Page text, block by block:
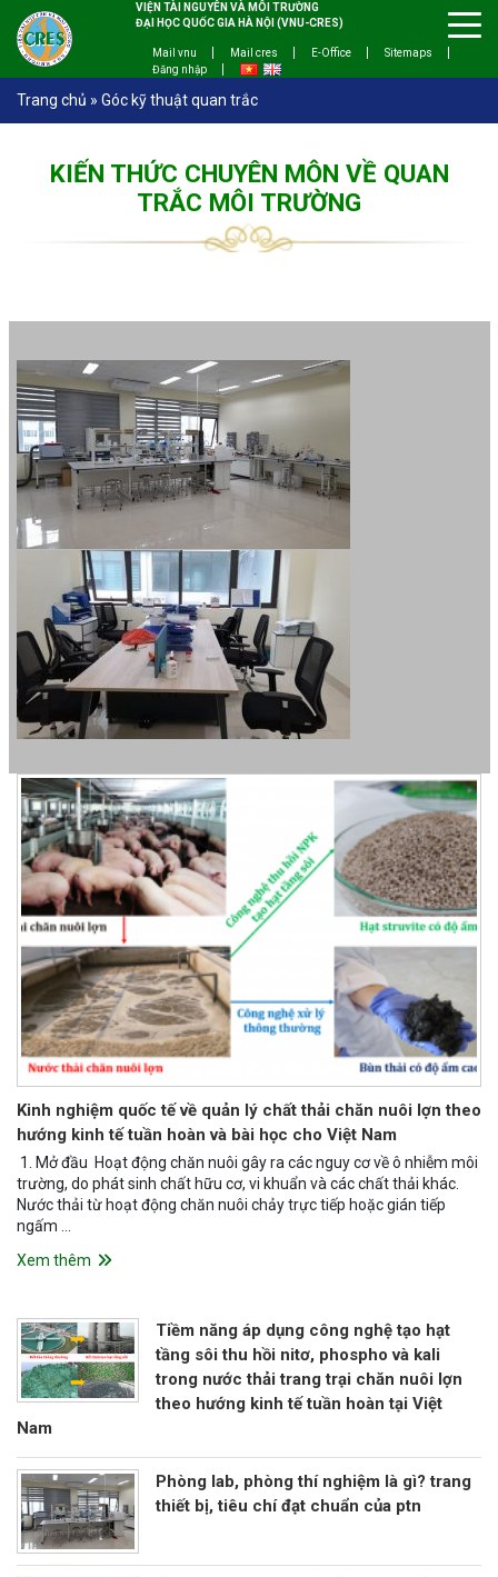
VIỆN TÀI NGUYÊN VÀ MÔI TRƯỜNG
ĐẠI HỌC QUỐC GIA HÀ NỘI (VNU-CRES)
Mail vnu Mail cres E-Office
Sitemaps
Đăng nhập
Trang chủ » Góc kỹ thuật quan trắc
KIẾN THỨC CHUYÊN MÔN VỀ QUAN
TRẮC MÔI TRƯỜNG
Kinh nghiệm quốc tế về quản lý chất thải chăn nuôi lợn theo
hướng kinh tế tuần hoàn và bài học cho Việt Nam
1. Mở đầu Hoạt động chăn nuôi gây ra các nguy cơ về ô nhiễm môi
trường, do phát sinh chất hữu cơ, vi khuẩn và các chất thải khác.
Nước thải từ hoạt động chăn nuôi chảy trực tiếp hoặc gián tiếp
ngấm …
Xem thêm
Tiềm năng áp dụng công nghệ tạo hạt
tầng sôi thu hồi nitơ, phospho và kali
trong nước thải trang trại chăn nuôi lợn
theo hướng kinh tế tuần hoàn tại Việt
Nam
Phòng lab, phòng thí nghiệm là gì? trang
thiết bị, tiêu chí đạt chuẩn của ptn